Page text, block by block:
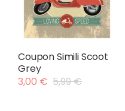
Coupon Simili Scoot
Grey
3,00 € 5,99 €